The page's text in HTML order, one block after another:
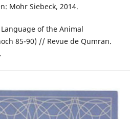
Mohr Siebeck, 2014.
of the Animal
85-90) // Revue de Qumran.